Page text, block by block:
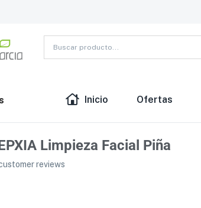
Inicio Ofertas
Limpieza Facial Piña
reviews